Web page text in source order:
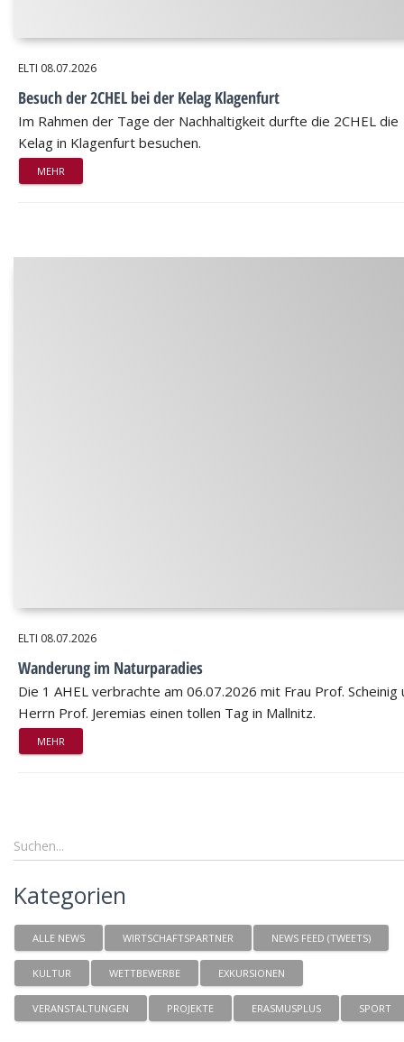
ELTI 08.07.2026
Besuch der 2CHEL bei der Kelag Klagenfurt
Im Rahmen der Tage der Nachhaltigkeit durfte die 2CHEL die
Kelag in Klagenfurt besuchen.
MEHR
ELTI 08.07.2026
Wanderung im Naturparadies
Die 1 AHEL verbrachte am 06.07.2026 mit Frau Prof. Scheinig
Herrn Prof. Jeremias einen tollen Tag in Mallnitz.
MEHR
Kategorien
ALLE NEWS WIRTSCHAFTSPARTNER NEWS FEED (TWEETS)
KULTUR WETTBEWERBE EXKURSIONEN
VERANSTALTUNGEN PROJEKTE ERASMUSPLUS SPORT